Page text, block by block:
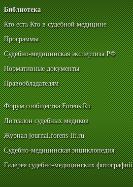
Библиотека
Кто есть Кто в судебной медицине
Программы
Судебно-медицинская экспертиза РФ
Нормативные документы
Правообладателям
Форум сообщества Forens.Ru
Литсалон судебных медиков
Журнал journal.forens-lit.ru
Судебно-медицинская энциклопедия
Галерея судебно-медицинских фотографий